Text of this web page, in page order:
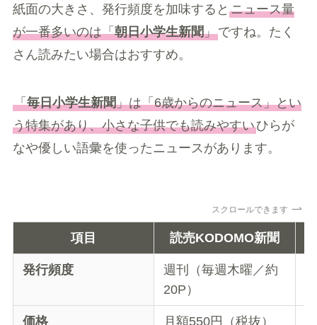
紙面の大きさ、発行頻度を加味すると ニュース量
が一番多いのは「朝日小学生新聞」ですね。たく
さん読みたい場合はおすすめ。
「毎日小学生新聞」は「6歳からのニュース」とい
う特集があり、小さな子供でも読みやすいひらが
なや優しい語彙を使ったニュースがあります。
スクロールできます
項目 読売KODOMO新聞
発行頻度
週刊（毎週木曜／約
20P）
価格 月額550円（税抜）